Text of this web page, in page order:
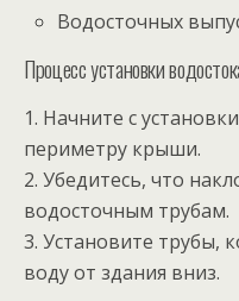
Водосточных
Процесс установки
1. Начните с
периметру крыши.
2. Убедитесь, что
водосточным трубам.
3. Установите трубы,
воду от здания вниз.